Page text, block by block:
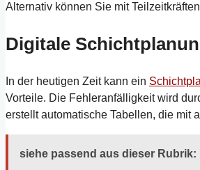
Alternativ können Sie mit
Digitale
In der heutigen Zeit kann ein
Vorteile. Die Fehleranfälligkeit wird
erstellt automatische Tabellen, die mit
siehe passend aus dieser Rubrik: